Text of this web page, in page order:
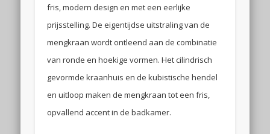
fris, modern design en met een eerlijke
prijsstelling. De eigentijdse uitstraling van de
mengkraan wordt ontleend aan de combinatie
van ronde en hoekige vormen. Het cilindrisch
gevormde kraanhuis en de kubistische hendel
en uitloop maken de mengkraan tot een fris,
opvallend accent in de badkamer.